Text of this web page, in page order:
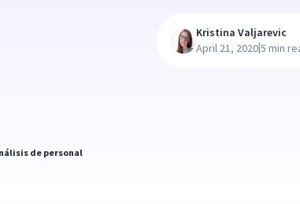
de personal
Kristina Valjarevic
April 21, 2020|5 min